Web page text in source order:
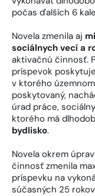
počas ďalších 6
Novela zmenila aj
sociálnych vecí a
aktivačnú činnosť.
príspevok
v ktorého
poskytovaný,
úrad práce,
ktorého má
bydlisko.
Novela okrem
činnosť zmenila
príspevku na
súčasných 25